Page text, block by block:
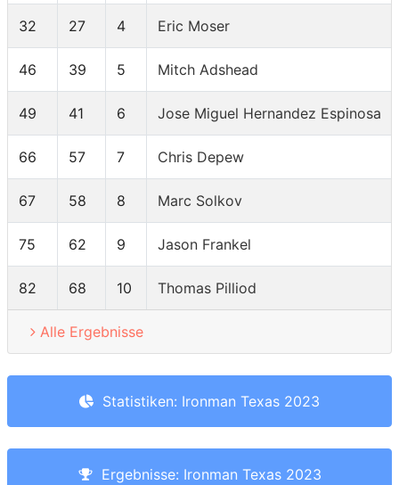
32 27 4 Eric Moser
46 39 5 Mitch Adshead
49 41 6 Jose Miguel Hernandez Espinosa
66 57 7 Chris Depew
67 58 8 Marc Solkov
75 62 9 Jason Frankel
82 68 10 Thomas Pilliod
Alle Ergebnisse
Statistiken: Ironman Texas 2023
Ergebnisse: Ironman Texas 2023